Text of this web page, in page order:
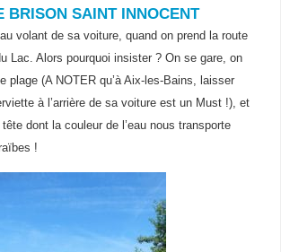
BRISON SAINT INNOCENT
volant de sa voiture, quand on prend la route
Lac. Alors pourquoi insister ? On se gare, on
plage (A NOTER qu’à Aix-les-Bains, laisser
à l’arrière de sa voiture est un Must !), et
dont la couleur de l’eau nous transporte
!